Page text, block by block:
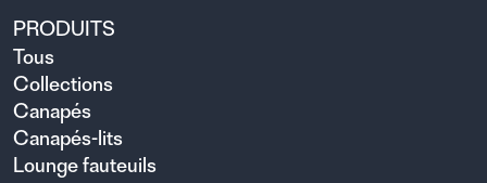
PRODUITS
Tous
Collections
Canapés
Canapés-lits
Lounge fauteuils